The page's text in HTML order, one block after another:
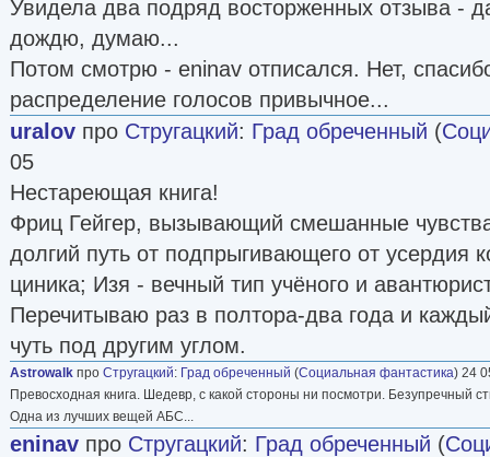
Увидела два подряд восторженных отзыва -
дождю, думаю...
Потом смотрю - eninav отписался. Нет,
распределение голосов привычное...
uralov про Стругацкий: Град обреченный (
05
Нестареющая книга!
Фриц Гейгер, вызывающий смешанные
долгий путь от подпрыгивающего от усердия
циника; Изя - вечный тип учёного и
Перечитываю раз в полтора-два года и
чуть под другим углом.
Astrowalk про Стругацкий: Град обреченный (Социальная фантастика) 24
Превосходная книга. Шедевр, с какой стороны ни посмотри. Безупречный
Одна из лучших вещей АБС...
eninav про Стругацкий: Град обреченный (